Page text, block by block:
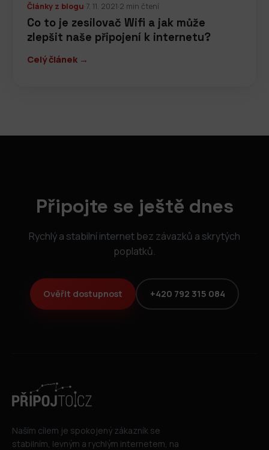
Články z blogu·7. 11. 2021·2 min čtení
Co to je zesilovač Wifi a jak může
zlepšit naše připojení k internetu?
Celý článek →
Připojte se ještě dnes
Rychlý a stabilní internet bez závazků a skrytých
poplatků.
Ověřit dostupnost +420 792 315 084
Naším cílem je spokojený zákazník se
stabilním, levným a rychlým internetem, na